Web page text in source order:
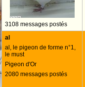
3108 messages postés
al
al, le pigeon de forme n°1,
le must
Pigeon d'Or
2080 messages postés